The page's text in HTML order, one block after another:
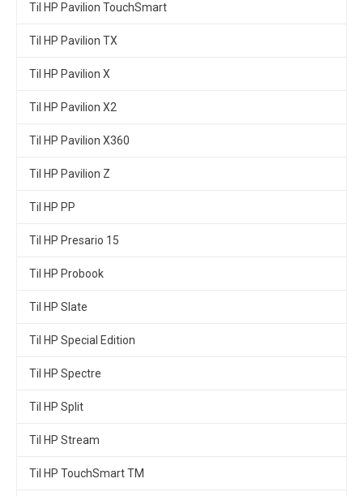
Til HP Pavilion TouchSmart
Til HP Pavilion TX
Til HP Pavilion X
Til HP Pavilion X2
Til HP Pavilion X360
Til HP Pavilion Z
Til HP PP
Til HP Presario 15
Til HP Probook
Til HP Slate
Til HP Special Edition
Til HP Spectre
Til HP Split
Til HP Stream
Til HP TouchSmart TM